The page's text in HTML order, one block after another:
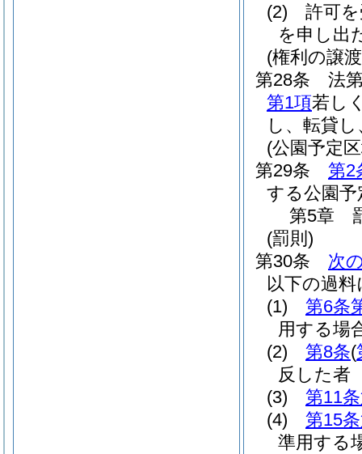
(2)
許可
を申し出
(権利の譲
第28条
法
第1項若し
し、転貸
(公園予定
第29条
第2
する公園
第5章
(罰則)
第30条
次
以下の過
(1)
第6条
用する場
(2)
第8条(
反した者
(3)
第11
(4)
第15
準用する